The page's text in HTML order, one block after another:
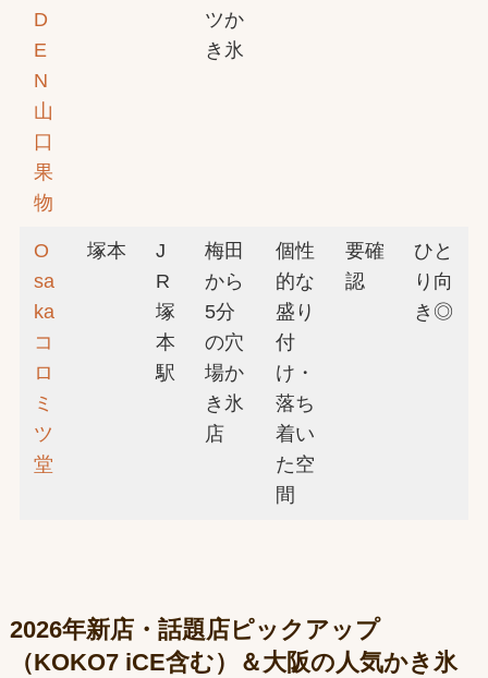
D
E
N
山
口
果
物
ツか
き氷
O
sa
ka
コ
ロ
ミ
ツ
堂
塚本
J
R
塚
本
駅
梅田
から
5分
の穴
場か
き氷
店
個性
的な
盛り
付
け・
落ち
着い
た空
間
要確
認
ひと
り向
き◎
2026年新店・話題店ピックアップ
（KOKO7 iCE含む）＆大阪の人気かき氷